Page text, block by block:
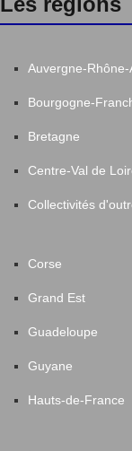
Auvergne-Rhône-
Bourgogne-
Bretagne
Centre-Val de
Collectivités
Corse
Grand Est
Guadeloupe
Guyane
Hauts-de-France